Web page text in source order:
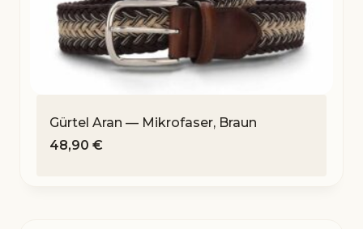
Gürtel Aran — Mikrofaser, Braun
48,90 €